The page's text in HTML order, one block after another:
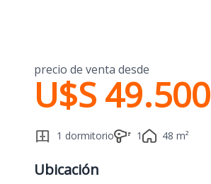
precio de venta desde
U$S 49.500
1 dormitorio 1 48 m²
Ubicación